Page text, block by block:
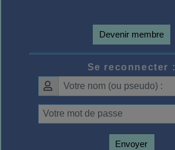
Devenir membre
Se reconnecter :
Envoyer